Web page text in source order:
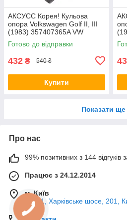
AКСУСС Корея! Кульова
опора Volkswagen Golf II, III
(1983) 357407365A VW
Гольф II, III. Aксусс Корея -
Оригинал!
Готово до відправки
432 ₴ 540 ₴
Купити
Показати ще
Про нас
99% позитивних з 144 відгуків
Працює з 24.12.2014
м. Київ
02121, Харківське шосе, 201,